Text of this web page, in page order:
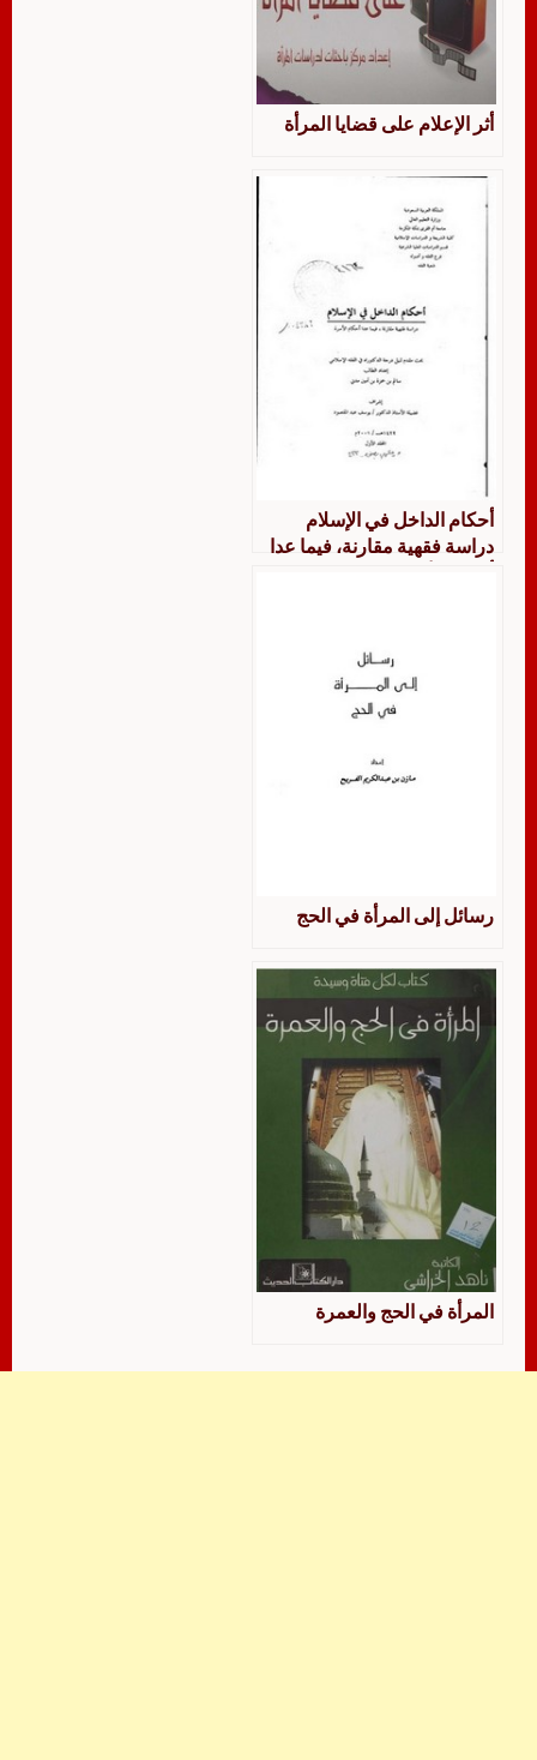
أثر الإعلام على قضايا المرأة
أحكام الداخل في الإسلام
دراسة فقهية مقارنة، فيما عدا
رسائل إلى المرأة في الحج
المرأة في الحج والعمرة